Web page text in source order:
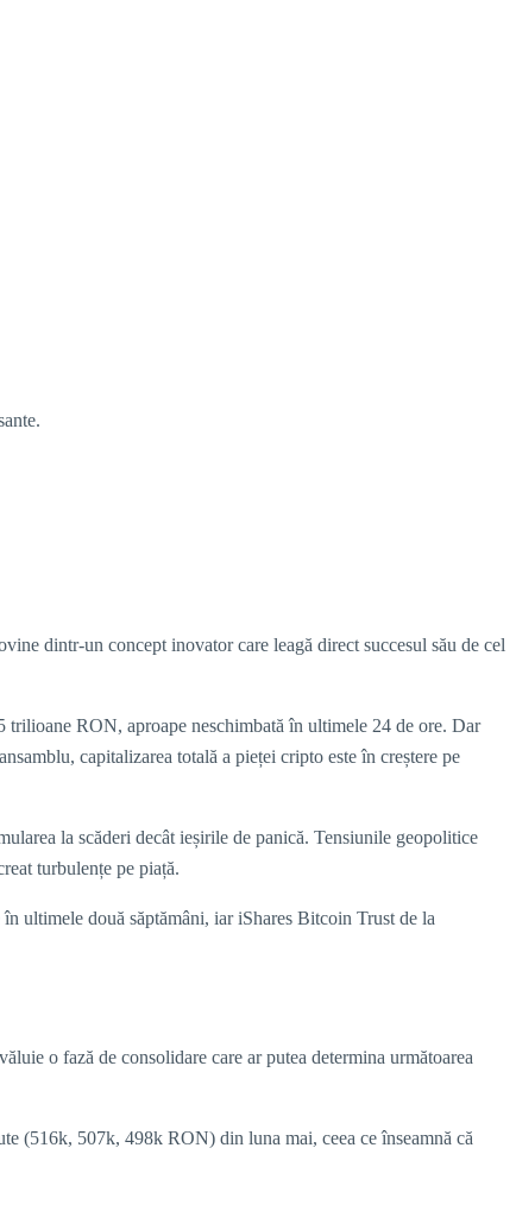
dintr-un concept inovator care leagă direct succesul său de cel
RON, aproape neschimbată în ultimele 24 de ore. Dar
capitalizarea totală a pieței cripto este în creștere pe
la scăderi decât ieșirile de panică. Tensiunile geopolitice
turbulențe pe piață.
ultimele două săptămâni, iar iShares Bitcoin Trust de la
o fază de consolidare care ar putea determina următoarea
(516k, 507k, 498k RON) din luna mai, ceea ce înseamnă că